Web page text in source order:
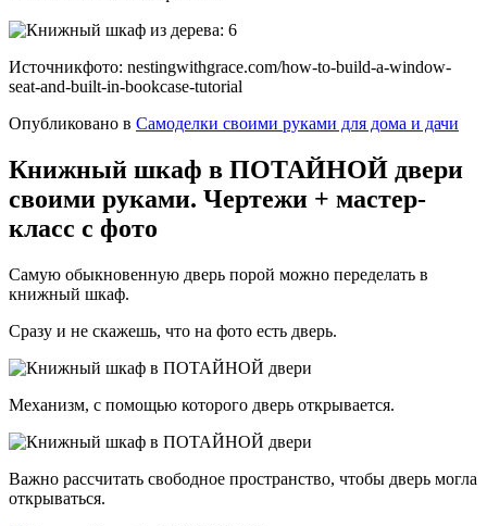
Источникфото: nestingwithgrace.com/how-to-build-a-window-
seat-and-built-in-bookcase-tutorial
Опубликовано в Самоделки своими руками для дома и дачи
Книжный шкаф в ПОТАЙНОЙ двери
своими руками. Чертежи + мастер-
класс с фото
Самую обыкновенную дверь порой можно переделать в
книжный шкаф.
Сразу и не скажешь, что на фото есть дверь.
Механизм, с помощью которого дверь открывается.
Важно рассчитать свободное пространство, чтобы дверь могла
открываться.